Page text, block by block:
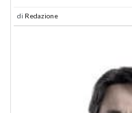
di Redazione